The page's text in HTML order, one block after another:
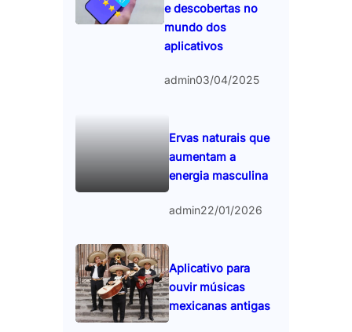
e descobertas no
mundo dos
aplicativos
admin03/04/2025
Ervas naturais que
aumentam a
energia masculina
admin22/01/2026
Aplicativo para
ouvir músicas
mexicanas antigas